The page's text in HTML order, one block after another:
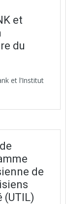
et
du
et l’Institut
de
(UTIL)